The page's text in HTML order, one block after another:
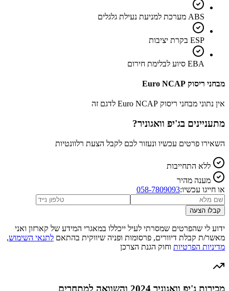
ABS מערכת למניעת נעילת גלגלים
ESP בקרת יציבות
EBA סיוע לבלימת חירום
מבחני ריסוק Euro NCAP
אין נתוני מבחני ריסוק Euro NCAP לדגם זה
מתעניינים בג'יפ וואגוניר?
השאירו פרטים עכשיו ונעזור לכם לקבל הצעת רלוונטיות
ללא התחייבות
מענה מהיר
או חייגו עכשיו:058-7809093
קבלו הצעה
ידוע לי שהפרטים שמסרתי לעיל ייכללו במאגרי המידע של קארזון ואני
מאשר/ת קבלת דיוורים, פרסומות ופניה שיווקית בהתאם לתנאי השימוש,
מדיניות הפרטיות וחוק הגנת הצרכן